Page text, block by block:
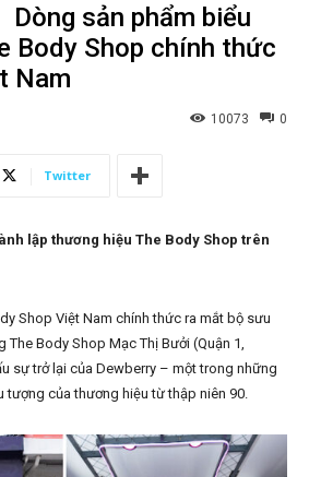
Dòng sản phẩm biểu
Body Shop chính thức
Nam
0
10073
Twitter
lập thương hiệu The Body Shop trên
Shop Việt Nam chính thức ra mắt bộ sưu
The Body Shop Mạc Thị Bưởi (Quận 1,
sự trở lại của Dewberry – một trong những
tượng của thương hiệu từ thập niên 90.